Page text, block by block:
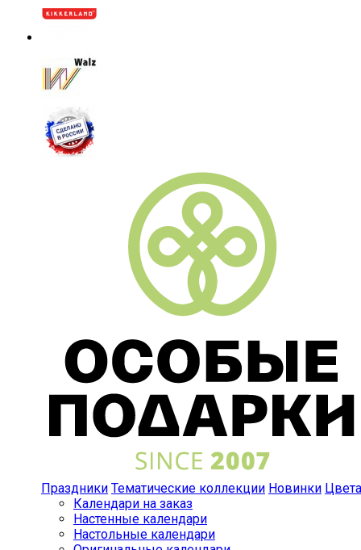
Праздники Тематические коллекции Новинки Цвета
Календари на заказ
Настенные календари
Настольные календари